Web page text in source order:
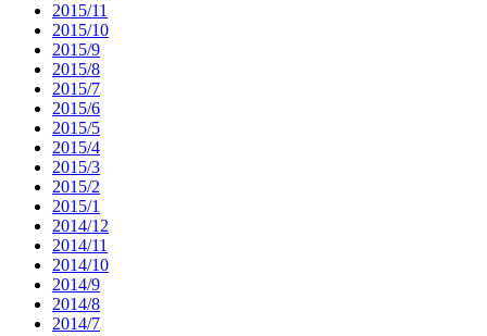
2015/11
2015/10
2015/9
2015/8
2015/7
2015/6
2015/5
2015/4
2015/3
2015/2
2015/1
2014/12
2014/11
2014/10
2014/9
2014/8
2014/7